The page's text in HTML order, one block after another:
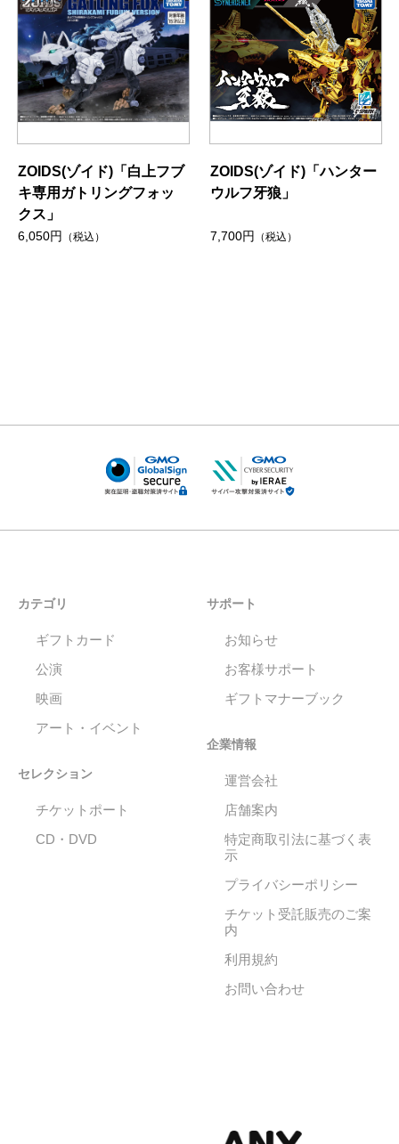
ZOIDS(ゾイド)「白上フブ
キ専用ガトリングフォッ
クス」
6,050円 （税込）
ZOIDS(ゾイド)「ハンター
ウルフ牙狼」
7,700円 （税込）
カテゴリ
ギフトカード
公演
映画
アート・イベント
セレクション
チケットポート
CD・DVD
サポート
お知らせ
お客様サポート
ギフトマナーブック
企業情報
運営会社
店舗案内
特定商取引法に基づく表
示
プライバシーポリシー
チケット受託販売のご案
内
利用規約
お問い合わせ